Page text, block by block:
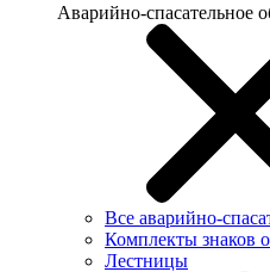
Аварийно-спасательное
Все аварийно-
Комплекты знаков
Лестницы